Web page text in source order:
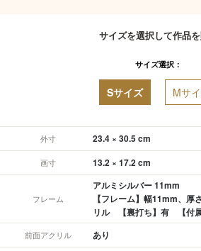
サイズを選択して作品
サイズ選択：
Sサイズ Mサ
外寸 23.4 × 30.5 cm
画寸 13.2 × 17.2 cm
フレーム
アルミシルバー 11mm
【フレーム】幅11mm、
リル 【裏打ち】有 【付
前面アクリル あり